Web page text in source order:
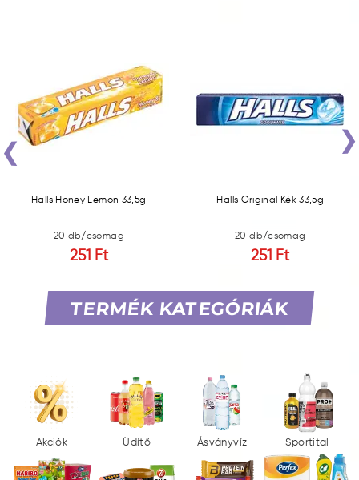
Halls Honey Lemon 33,5g
20 db/csomag
251 Ft
Halls Original Kék 33,5g
20 db/csomag
251 Ft
‹ ›
TERMÉK KATEGÓRIÁK
Akciók Üdítő Ásványvíz Sportital